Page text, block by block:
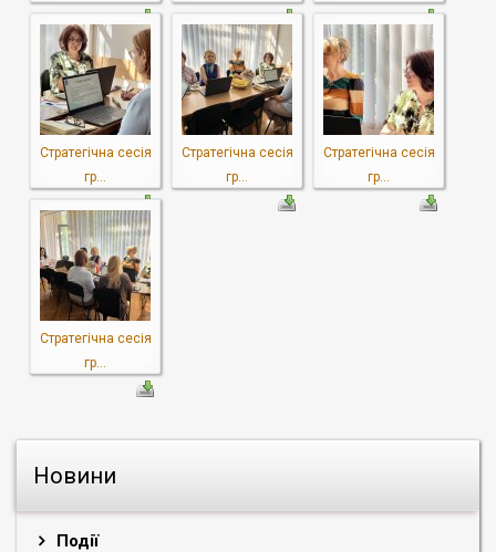
Новини
Події
Стратегічна сесія
гр...
Стратегічна сесія
гр...
Стратегічна сесія
гр...
Стратегічна сесія
гр...